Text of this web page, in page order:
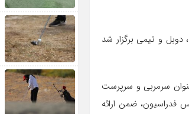
دوبل و تیمی برگزار شد
به‌عنوان سرمربی و سرپرست
فدراسیون، ضمن ارائه